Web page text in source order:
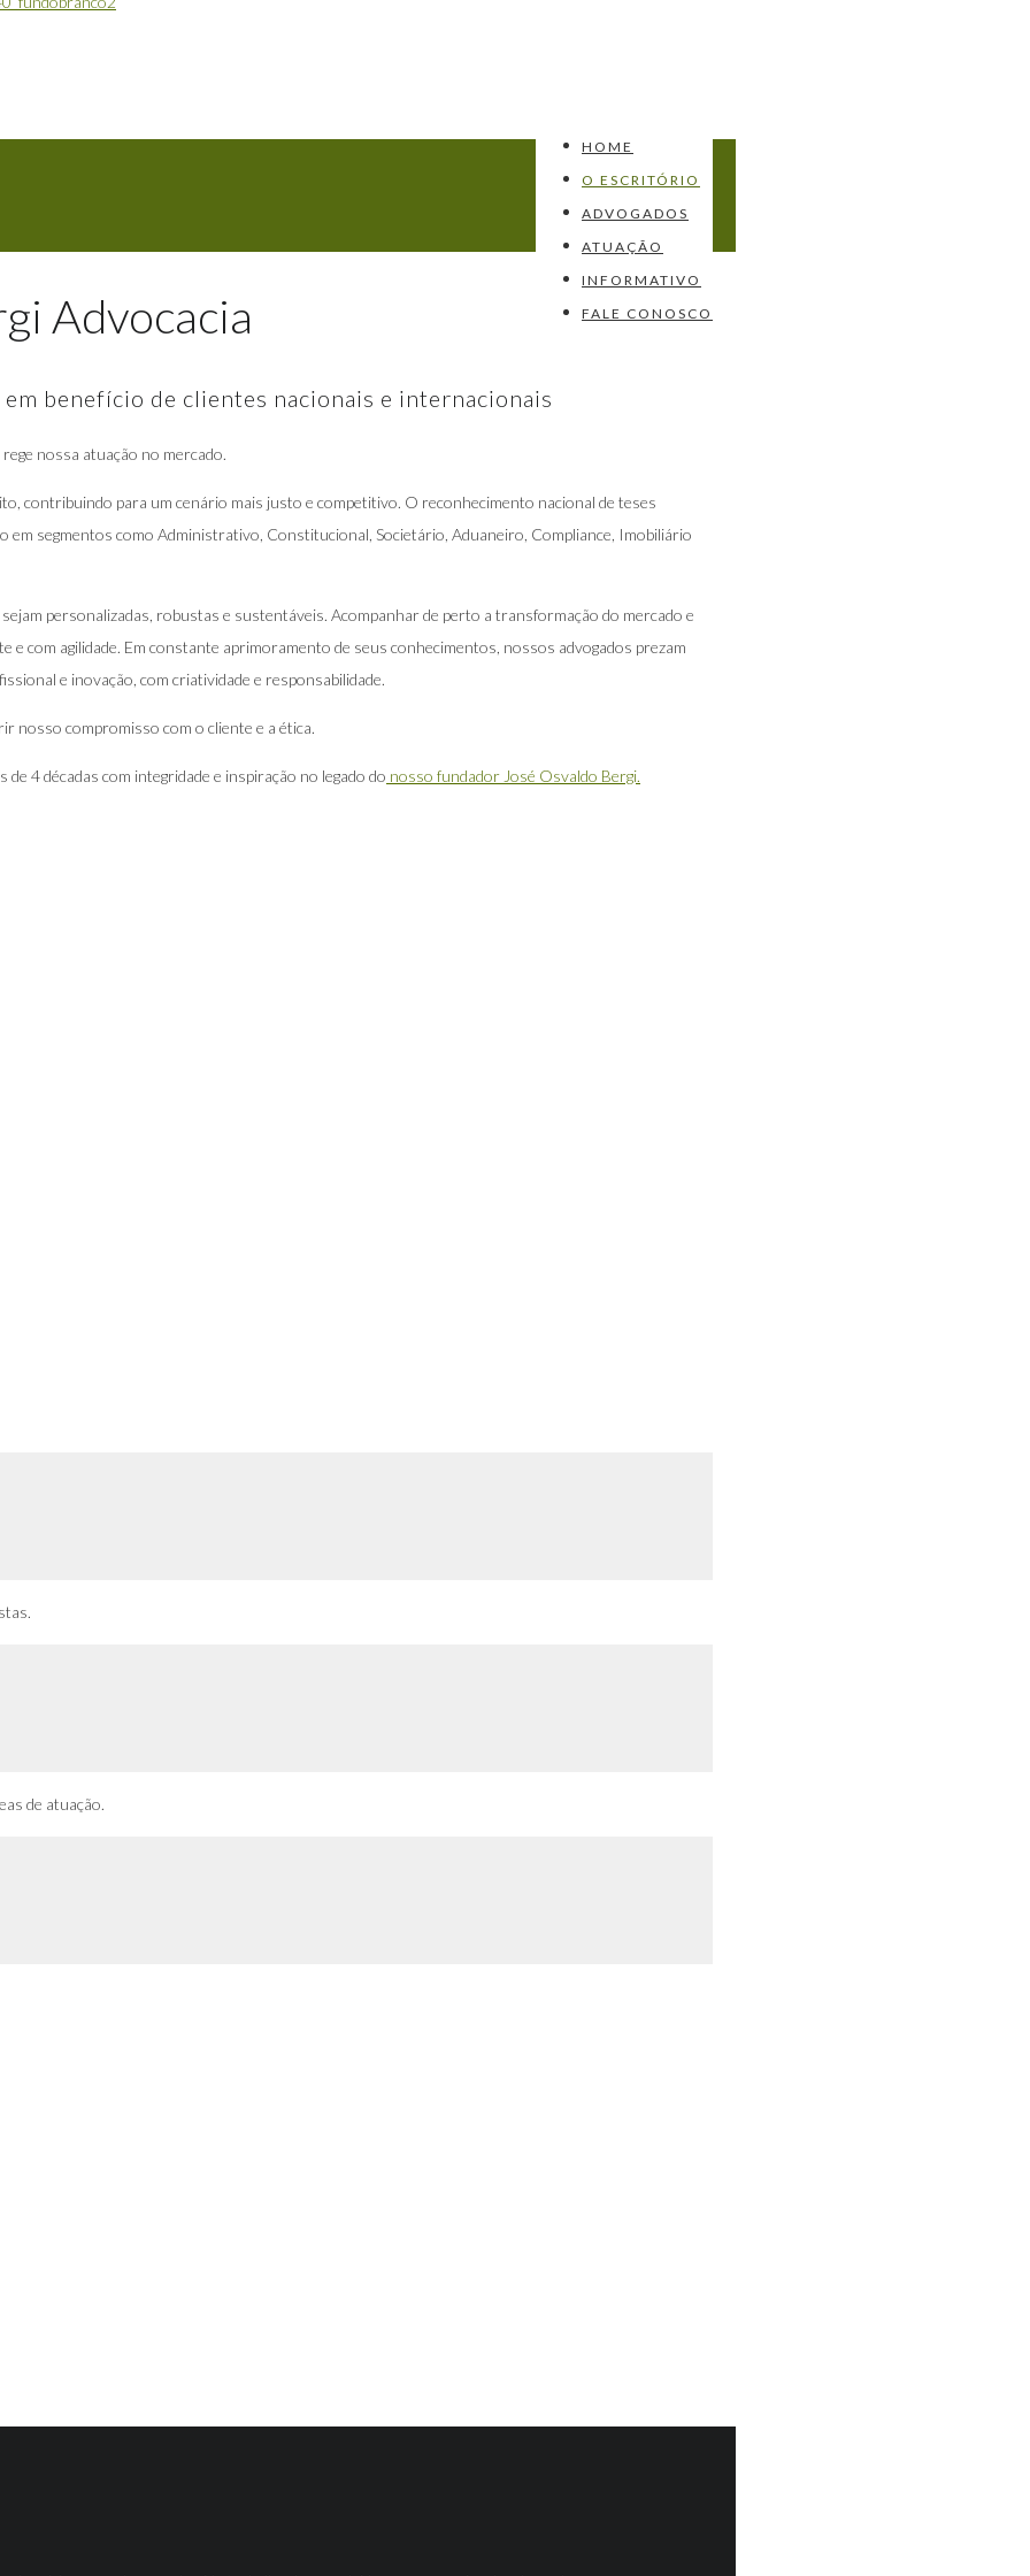
HOME
O ESCRITÓRIO
ADVOGADOS
ATUAÇÃO
INFORMATIVO
FALE CONOSCO
Advocacia
benefício de clientes nacionais e internacionais
nossa atuação no mercado.
contribuindo para um cenário mais justo e competitivo. O reconhecimento nacional de teses
segmentos como Administrativo, Constitucional, Societário, Aduaneiro, Compliance, Imobiliário
personalizadas, robustas e sustentáveis. Acompanhar de perto a transformação do mercado e
com agilidade. Em constante aprimoramento de seus conhecimentos, nossos advogados prezam
e inovação, com criatividade e responsabilidade.
nosso compromisso com o cliente e a ética.
4 décadas com integridade e inspiração no legado do nosso fundador José Osvaldo Bergi.
de atuação.